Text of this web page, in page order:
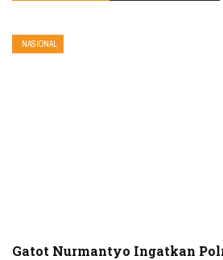
NASIONAL
Gatot Nurmantyo Ingatkan